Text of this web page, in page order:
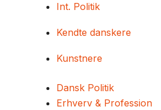
Int. Politik
Kendte danskere
Kunstnere
Dansk Politik
Erhverv & Profession